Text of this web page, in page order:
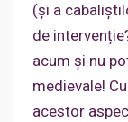
(și a
de
acum și nu
medievale!
acestor